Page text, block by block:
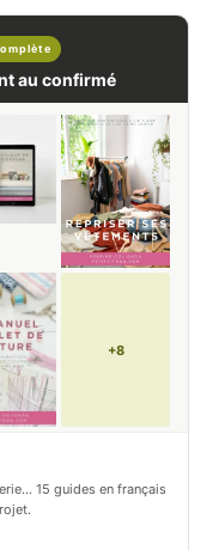
au confirmé
+8
15 guides en français